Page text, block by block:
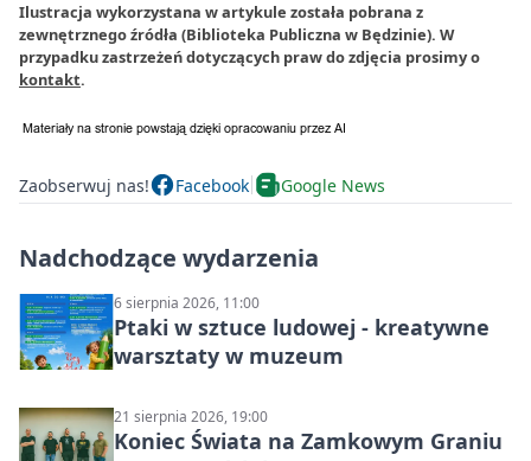
Ilustracja wykorzystana w artykule została pobrana z
zewnętrznego źródła (Biblioteka Publiczna w Będzinie). W
przypadku zastrzeżeń dotyczących praw do zdjęcia prosimy o
kontakt.
Zaobserwuj nas! Facebook Google News
Nadchodzące wydarzenia
6 sierpnia 2026, 11:00
Ptaki w sztuce ludowej - kreatywne
warsztaty w muzeum
21 sierpnia 2026, 19:00
Koniec Świata na Zamkowym Graniu